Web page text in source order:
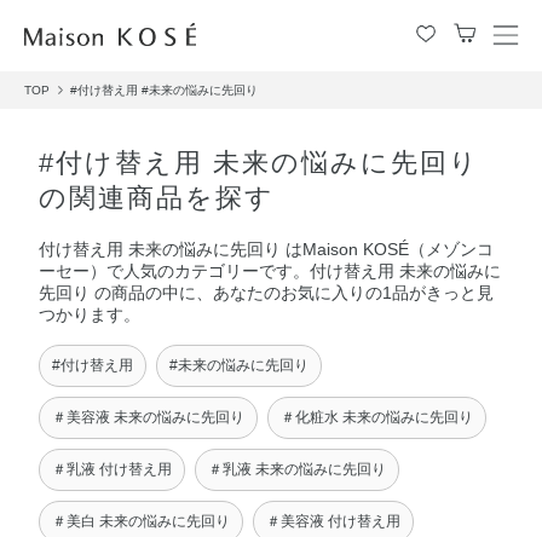
メ
TOP #付け替え用 #未来の悩みに先回り
#付け替え用 未来の悩みに先回り
の関連商品を探す
付け替え用 未来の悩みに先回り はMaison KOSÉ（メゾンコ
ーセー）で人気のカテゴリーです。付け替え用 未来の悩みに
先回り の商品の中に、あなたのお気に入りの1品がきっと見
つかります。
#付け替え用 #未来の悩みに先回り
＃美容液 未来の悩みに先回り ＃化粧水 未来の悩みに先回り
＃乳液 付け替え用 ＃乳液 未来の悩みに先回り
＃美白 未来の悩みに先回り ＃美容液 付け替え用